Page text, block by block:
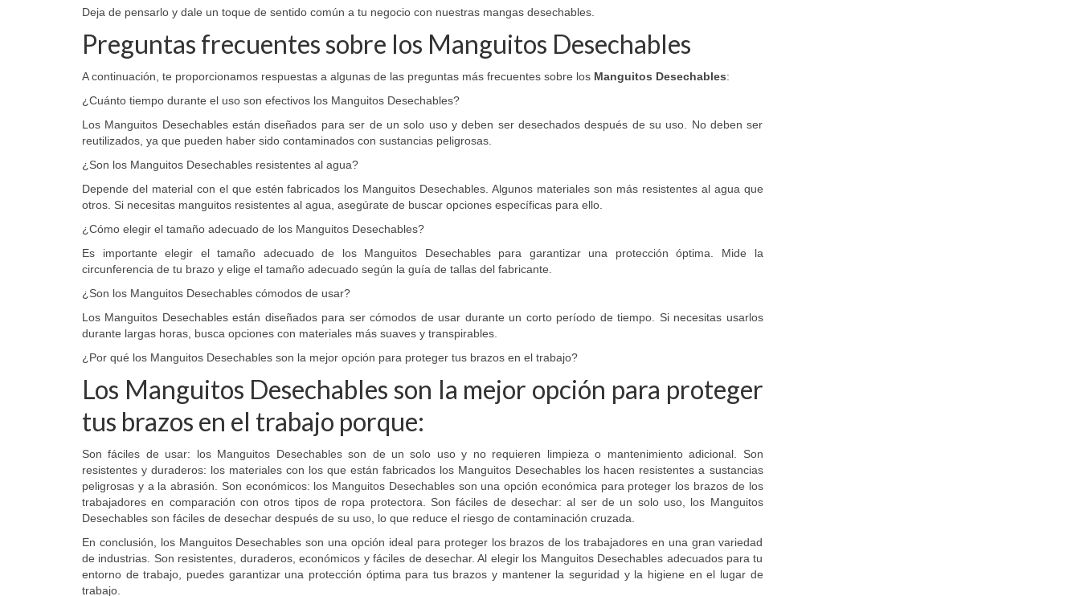
Deja de pensarlo y dale un toque de sentido común a tu negocio con nuestras mangas desechables.
Preguntas frecuentes sobre los Manguitos Desechables
A continuación, te proporcionamos respuestas a algunas de las preguntas más frecuentes sobre los Manguitos Desechables:
¿Cuánto tiempo durante el uso son efectivos los Manguitos Desechables?
Los Manguitos Desechables están diseñados para ser de un solo uso y deben ser desechados después de su uso. No deben ser
reutilizados, ya que pueden haber sido contaminados con sustancias peligrosas.
¿Son los Manguitos Desechables resistentes al agua?
Depende del material con el que estén fabricados los Manguitos Desechables. Algunos materiales son más resistentes al agua que
otros. Si necesitas manguitos resistentes al agua, asegúrate de buscar opciones específicas para ello.
¿Cómo elegir el tamaño adecuado de los Manguitos Desechables?
Es importante elegir el tamaño adecuado de los Manguitos Desechables para garantizar una protección óptima. Mide la
circunferencia de tu brazo y elige el tamaño adecuado según la guía de tallas del fabricante.
¿Son los Manguitos Desechables cómodos de usar?
Los Manguitos Desechables están diseñados para ser cómodos de usar durante un corto período de tiempo. Si necesitas usarlos
durante largas horas, busca opciones con materiales más suaves y transpirables.
¿Por qué los Manguitos Desechables son la mejor opción para proteger tus brazos en el trabajo?
Los Manguitos Desechables son la mejor opción para proteger
tus brazos en el trabajo porque:
Son fáciles de usar: los Manguitos Desechables son de un solo uso y no requieren limpieza o mantenimiento adicional. Son
resistentes y duraderos: los materiales con los que están fabricados los Manguitos Desechables los hacen resistentes a sustancias
peligrosas y a la abrasión. Son económicos: los Manguitos Desechables son una opción económica para proteger los brazos de los
trabajadores en comparación con otros tipos de ropa protectora. Son fáciles de desechar: al ser de un solo uso, los Manguitos
Desechables son fáciles de desechar después de su uso, lo que reduce el riesgo de contaminación cruzada.
En conclusión, los Manguitos Desechables son una opción ideal para proteger los brazos de los trabajadores en una gran variedad
de industrias. Son resistentes, duraderos, económicos y fáciles de desechar. Al elegir los Manguitos Desechables adecuados para tu
entorno de trabajo, puedes garantizar una protección óptima para tus brazos y mantener la seguridad y la higiene en el lugar de
trabajo.